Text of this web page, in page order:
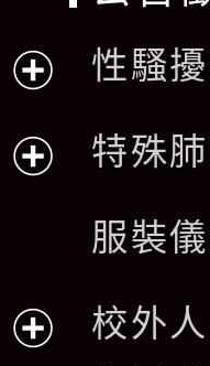
開
單
選
性騷
特殊
服裝
校外